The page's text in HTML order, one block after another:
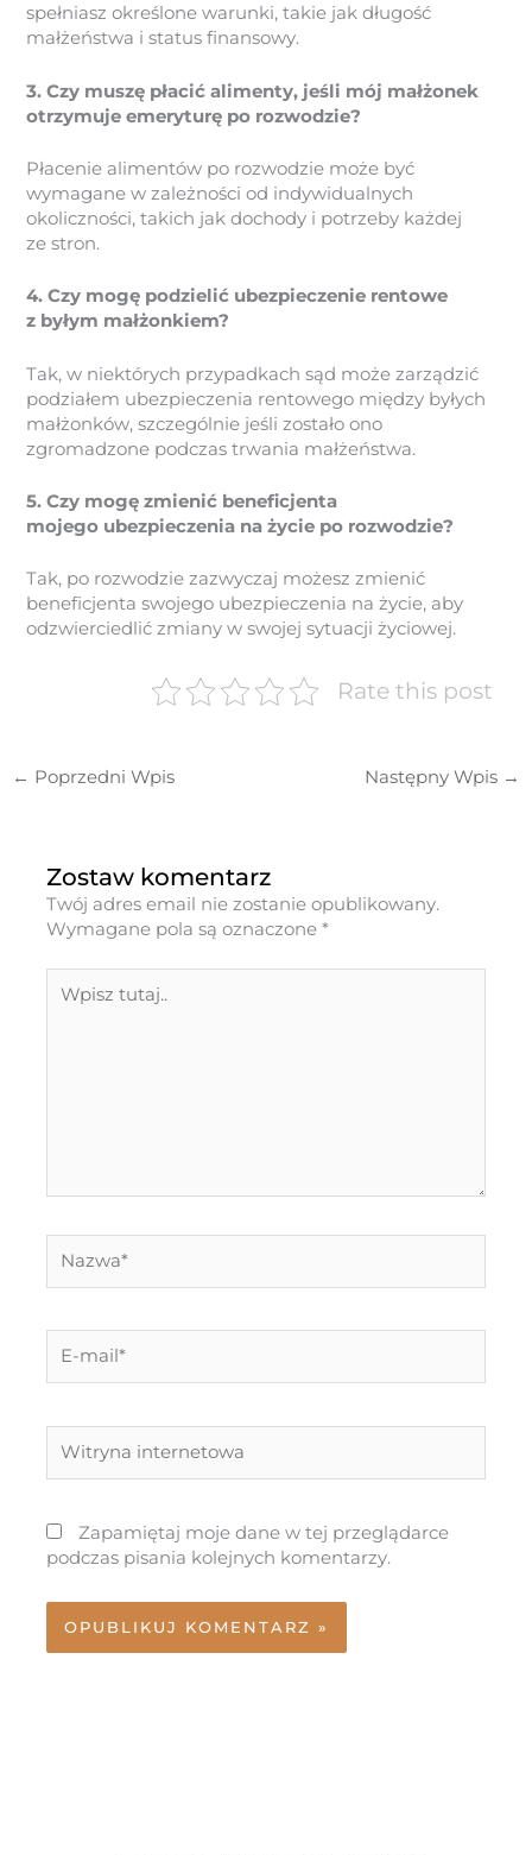
spełniasz określone warunki, takie jak długość
małżeństwa i status finansowy.
3. Czy muszę płacić alimenty, jeśli mój małżonek
otrzymuje emeryturę po rozwodzie?
Płacenie alimentów po rozwodzie może być
wymagane w zależności od indywidualnych
okoliczności, takich jak dochody i potrzeby każdej
ze stron.
4. Czy mogę podzielić ubezpieczenie rentowe
z byłym małżonkiem?
Tak, w niektórych przypadkach sąd może zarządzić
podziałem ubezpieczenia rentowego między byłych
małżonków, szczególnie jeśli zostało ono
zgromadzone podczas trwania małżeństwa.
5. Czy mogę zmienić beneficjenta
mojego ubezpieczenia na życie po rozwodzie?
Tak, po rozwodzie zazwyczaj możesz zmienić
beneficjenta swojego ubezpieczenia na życie, aby
odzwierciedlić zmiany w swojej sytuacji życiowej.
Rate this post
← Poprzedni Wpis Następny Wpis →
Zostaw komentarz
Twój adres email nie zostanie opublikowany.
Wymagane pola są oznaczone*
tutaj..
mail*
internetowa
Zapamiętaj moje dane w tej przeglądarce
podczas pisania kolejnych komentarzy.